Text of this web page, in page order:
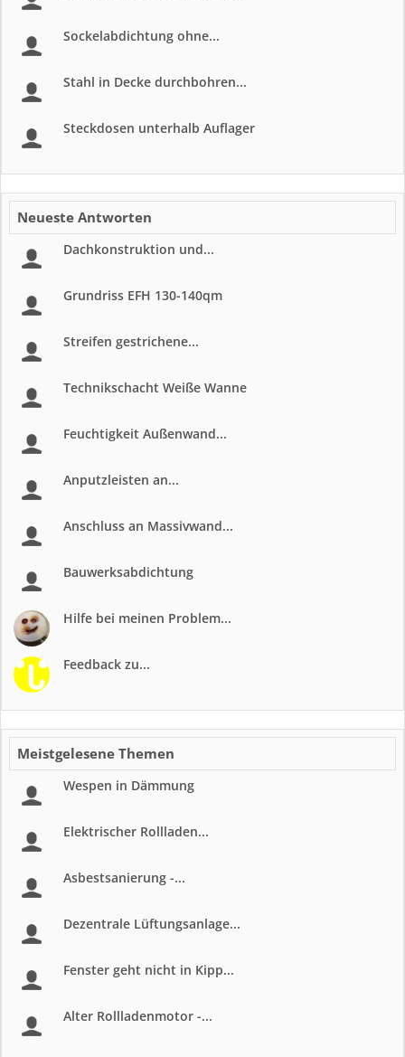
Sockelabdichtung ohne...
Stahl in Decke durchbohren...
Steckdosen unterhalb Auflager
Neueste Antworten
Dachkonstruktion und...
Grundriss EFH 130-140qm
Streifen gestrichene...
Technikschacht Weiße Wanne
Feuchtigkeit Außenwand...
Anputzleisten an...
Anschluss an Massivwand...
Bauwerksabdichtung
Hilfe bei meinen Problem...
Feedback zu...
Meistgelesene Themen
Wespen in Dämmung
Elektrischer Rollladen...
Asbestsanierung -...
Dezentrale Lüftungsanlage...
Fenster geht nicht in Kipp...
Alter Rollladenmotor -...